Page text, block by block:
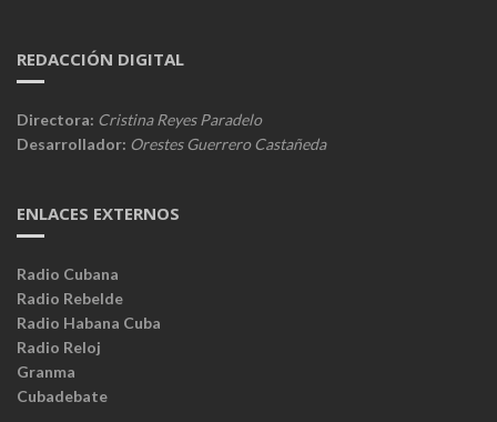
REDACCIÓN DIGITAL
Directora: Cristina Reyes Paradelo
Desarrollador: Orestes Guerrero Castañeda
ENLACES EXTERNOS
Radio Cubana
Radio Rebelde
Radio Habana Cuba
Radio Reloj
Granma
Cubadebate